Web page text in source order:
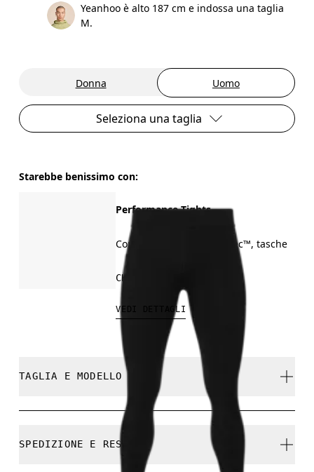
Yeanhoo è alto 187 cm e indossa una taglia
M.
Donna Uomo
Seleziona una taglia
Starebbe benissimo con:
Performance Tights
Corsa su strada, On DryTec™, tasche
CHF 140.00
VEDI DETTAGLI
TAGLIA E MODELLO
Regolare. Fedele alla taglia.
SPEDIZIONE E RESI